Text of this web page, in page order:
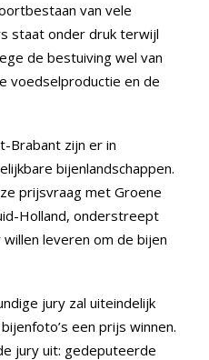
van vele
staat onder druk terwijl
de bestuiving wel van
voedselproductie en de
Brabant zijn er in
bijenlandschappen.
prijsvraag met Groene
Holland, onderstreept
leveren om de bijen
jury zal uiteindelijk
een prijs winnen.
jury uit: gedeputeerde